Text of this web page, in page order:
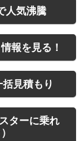
人気沸騰
報を見る！
見積もり
ターに乗れ